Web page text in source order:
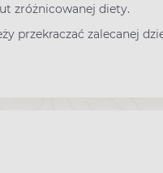
zróżnicowanej diety.
przekraczać zalecanej